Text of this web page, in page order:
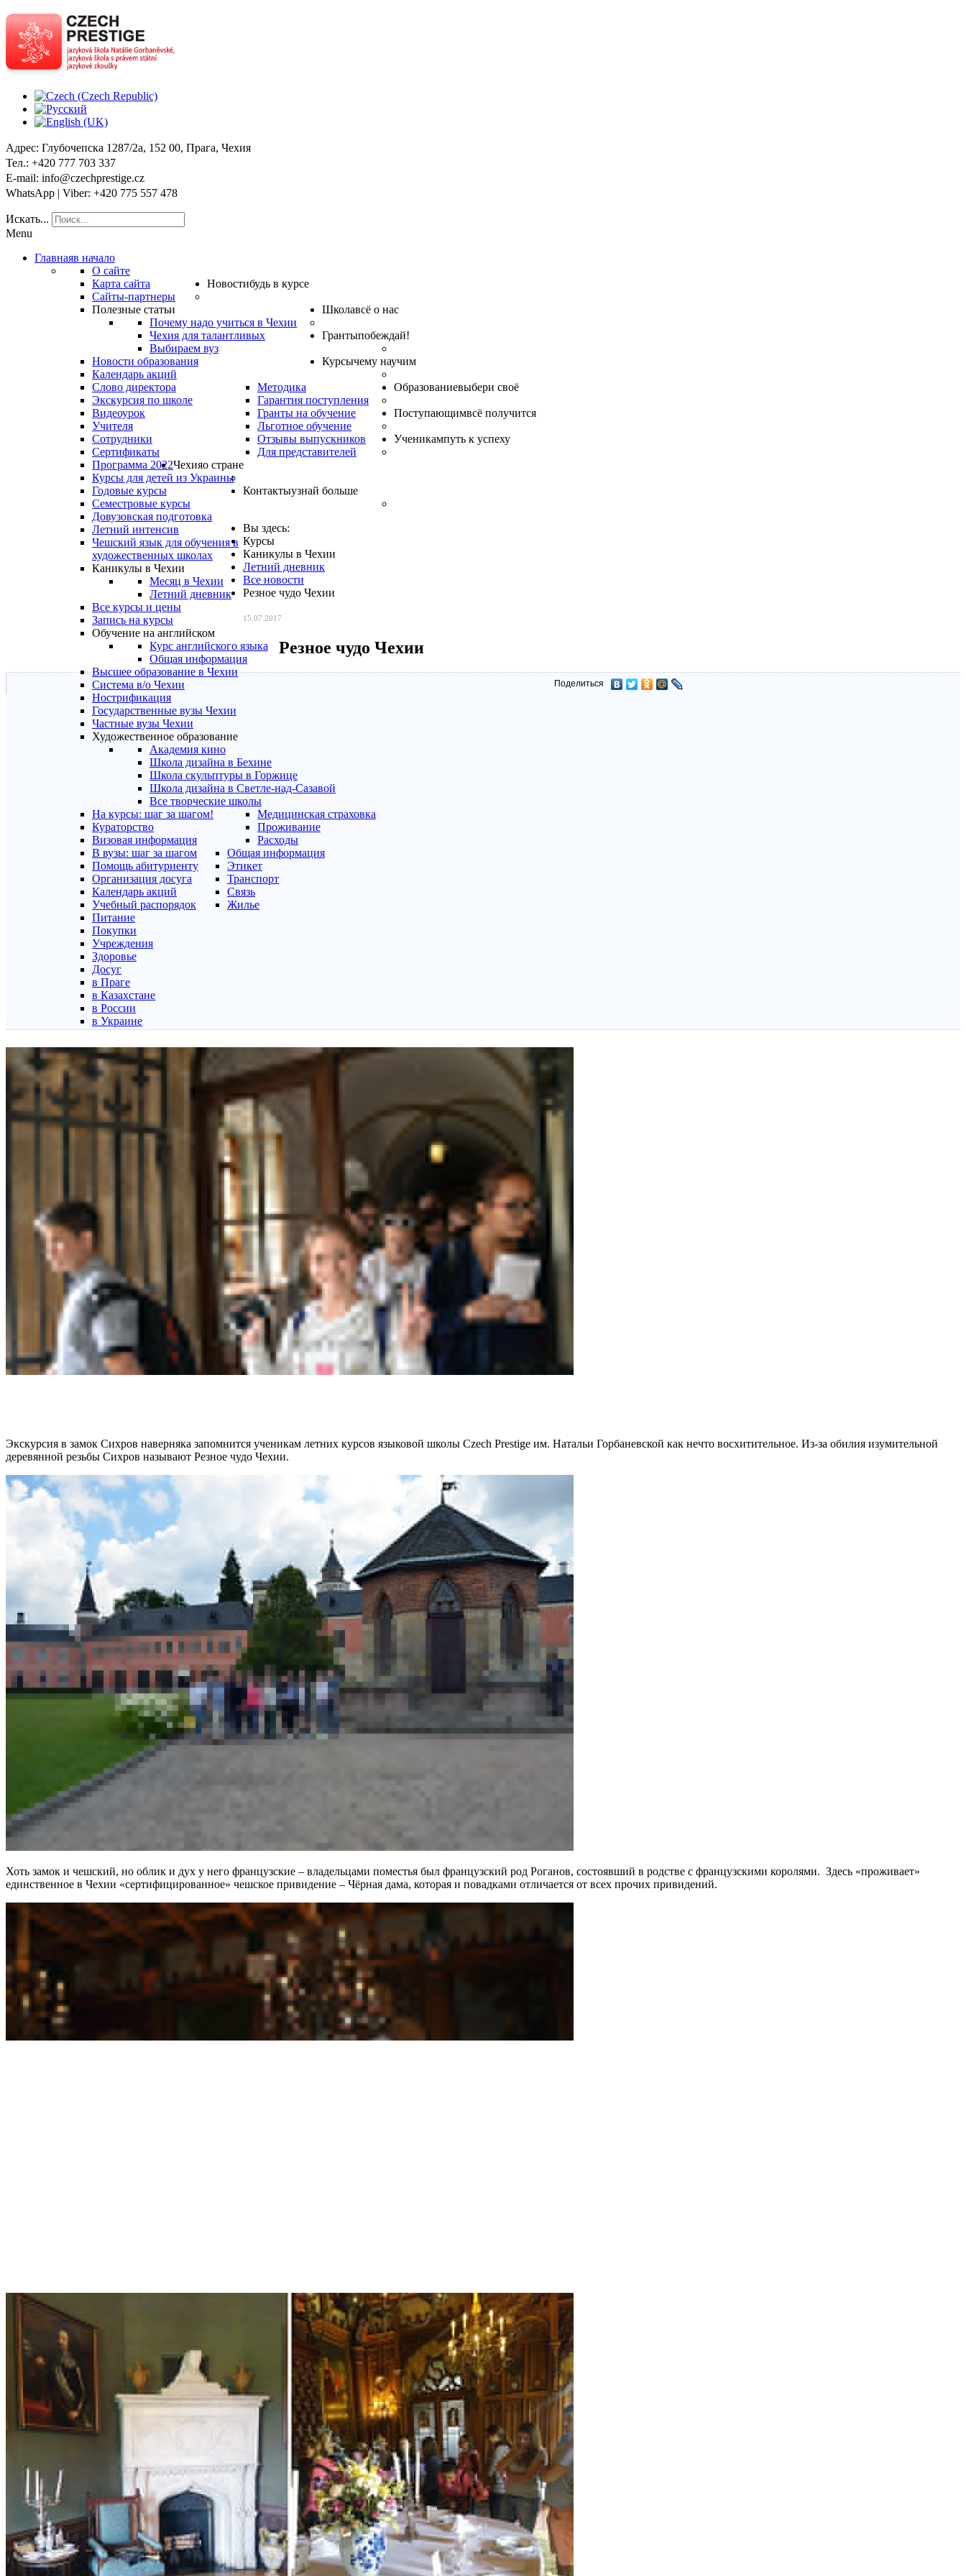
Адрес: Глубочепска 1287/2a, 152 00, Прага, Чехия
Тел.: +420 777 703 337
E-mail: info@czechprestige.cz
WhatsApp | Viber: +420 775 557 478
Искать...
Menu
Главнаяв начало
О сайте
Карта сайта
Сайты-партнеры
Новостибудь в курсе
Полезные статьи
Почему надо учиться в Чехии
Чехия для талантливых
Выбираем вуз
Новости образования
Календарь акций
Школавсё о нас
Слово директора
Экскурсия по школе
Видеоурок
Учителя
Сотрудники
Сертификаты
Методика
Гарантия поступления
Гранты на обучение
Льготное обучение
Отзывы выпускников
Для представителей
Грантыпобеждай!
Программа 2022
Курсычему научим
Курсы для детей из Украины
Годовые курсы
Семестровые курсы
Довузовская подготовка
Летний интенсив
Чешский язык для обучения в
художественных школах
Каникулы в Чехии
Месяц в Чехии
Летний дневник
Все курсы и цены
Запись на курсы
Образованиевыбери своё
Обучение на английском
Курс английского языка
Общая информация
Высшее образование в Чехии
Система в/о Чехии
Нострификация
Государственные вузы Чехии
Частные вузы Чехии
Художественное образование
Академия кино
Школа дизайна в Бехине
Школа скульптуры в Горжице
Школа дизайна в Светле-над-Сазавой
Все творческие школы
Поступающимвсё получится
На курсы: шаг за шагом!
Кураторство
Визовая информация
Медицинская страховка
Проживание
Расходы
Ученикампуть к успеху
В вузы: шаг за шагом
Помощь абитуриенту
Организация досуга
Календарь акций
Учебный распорядок
Чехияо стране
Общая информация
Этикет
Транспорт
Связь
Жилье
Питание
Покупки
Учреждения
Здоровье
Досуг
Контактыузнай больше
в Праге
в Казахстане
в России
в Украине
Вы здесь:
Курсы
Каникулы в Чехии
Летний дневник
Все новости
Резное чудо Чехии
15.07.2017
Резное чудо Чехии
Поделиться
Экскурсия в замок Сихров наверняка запомнится ученикам летних курсов языковой школы Czech Prestige им. Натальи Горбаневской как нечто восхитительное. Из-за обилия изумительной
деревянной резьбы Сихров называют Резное чудо Чехии.
Хоть замок и чешский, но облик и дух у него французские – владельцами поместья был французский род Роганов, состоявший в родстве с французскими королями. Здесь «проживает»
единственное в Чехии «сертифицированное» чешское привидение – Чёрная дама, которая и повадками отличается от всех прочих привидений.